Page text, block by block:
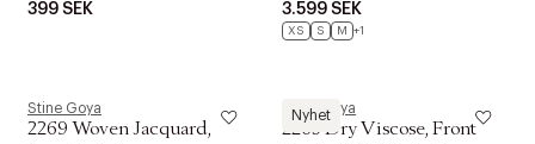
399 SEK
Midi Skirt
3.599 SEK
XS S M +1
Stine Goya
2269 Woven Jacquard,
Nyhet
Stine Goya
2263 Dry Viscose, Front